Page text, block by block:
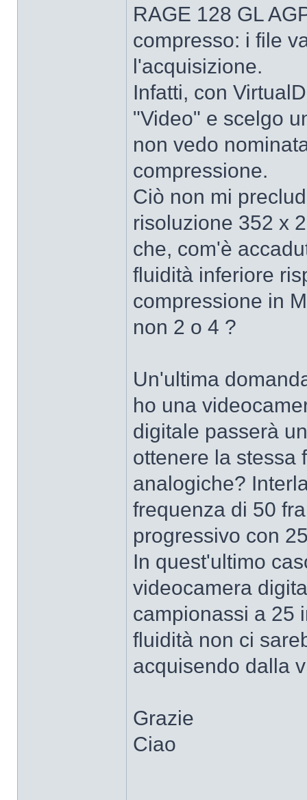
RAGE 128 GL
compresso: i file
l'acquisizione.
Infatti, con
"Video" e scelgo
non vedo
compressione.
Ciò non mi
risoluzione 352 x
che, com'è
fluidità inferiore
compressione in
non 2 o 4 ?
Un'ultima
ho una
digitale passerà
ottenere la stessa
analogiche?
frequenza di 50
progressivo con
In quest'ultimo
videocamera
campionassi a 25
fluidità non ci
acquisendo dalla
Grazie
Ciao